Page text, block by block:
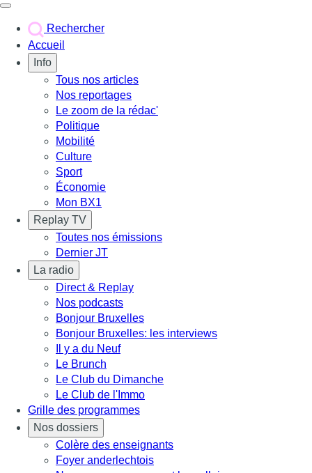
Rechercher
Accueil
Info
Tous nos articles
Nos reportages
Le zoom de la rédac'
Politique
Mobilité
Culture
Sport
Économie
Mon BX1
Replay TV
Toutes nos émissions
Dernier JT
La radio
Direct & Replay
Nos podcasts
Bonjour Bruxelles
Bonjour Bruxelles: les interviews
Il y a du Neuf
Le Brunch
Le Club du Dimanche
Le Club de l'Immo
Grille des programmes
Nos dossiers
Colère des enseignants
Foyer anderlechtois